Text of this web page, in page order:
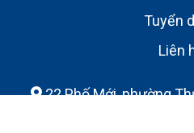
Tuyển
Liên
22 Phố Mới, phường